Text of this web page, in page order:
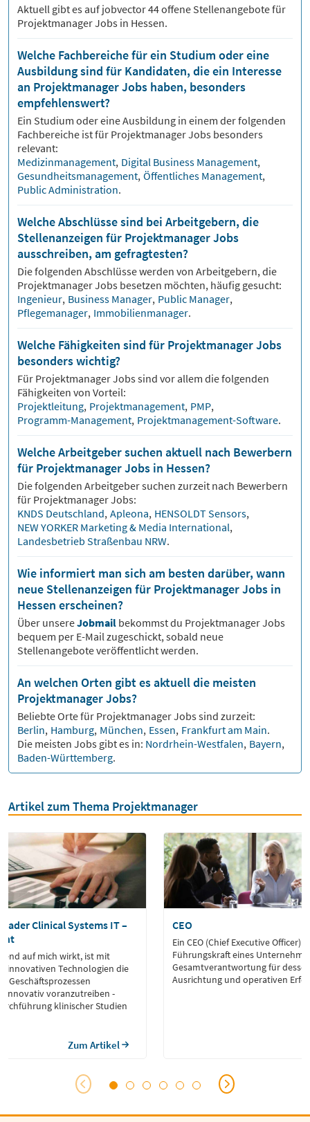
Aktuell gibt es auf jobvector44offene Stellenangebote für
Projektmanager Jobs in Hessen.
Welche Fachbereiche für ein Studium oder eine
Ausbildung sind für Kandidaten, die ein Interesse
an Projektmanager Jobs haben, besonders
empfehlenswert?
Ein Studium oder eine Ausbildung in einem der folgenden
Fachbereiche ist für ProjektmanagerJobs besonders
relevant:
Medizinmanagement, Digital Business Management,
Gesundheitsmanagement, Öffentliches Management,
Public Administration.
Welche Abschlüsse sind bei Arbeitgebern, die
Stellenanzeigen für Projektmanager Jobs
ausschreiben, am gefragtesten?
Die folgenden Abschlüsse werden von Arbeitgebern, die
ProjektmanagerJobs besetzen möchten, häufig gesucht:
Ingenieur, Business Manager, Public Manager,
Pflegemanager, Immobilienmanager.
Welche Fähigkeiten sind für Projektmanager Jobs
besonders wichtig?
Für ProjektmanagerJobs sind vor allem die folgenden
Fähigkeiten von Vorteil:
Projektleitung, Projektmanagement, PMP,
Programm-Management, Projektmanagement-Software.
Welche Arbeitgeber suchen aktuell nach Bewerbern
für Projektmanager Jobs in Hessen?
Die folgenden Arbeitgeber suchen zurzeit nach Bewerbern
für ProjektmanagerJobs:
KNDS Deutschland, Apleona, HENSOLDT Sensors,
NEW YORKER Marketing & Media International,
Landesbetrieb Straßenbau NRW.
Wie informiert man sich am besten darüber, wann
neue Stellenanzeigen für Projektmanager Jobs in
Hessen erscheinen?
Über unsereJobmail bekommst du ProjektmanagerJobs
bequem per E-Mail zugeschickt, sobald neue
Stellenangebote veröffentlicht werden.
An welchen Orten gibt es aktuell die meisten
Projektmanager Jobs?
Beliebte Orte für ProjektmanagerJobs sind zurzeit:
Berlin, Hamburg, München, Essen, Frankfurt am Main.
Die meisten Jobs gibt es in: Nordrhein-Westfalen, Bayern,
Baden-Württemberg.
Artikel zum Thema Projektmanager
Clinical Systems IT –
auf mich wirkt, ist mit
innovativen Technologien die
Geschäftsprozessen
innovativ voranzutreiben -
klinischer Studien
Zum Artikel
CEO
Ein CEO (Chief Executive Officer)
Führungskraft eines
Gesamtverantwortung für
Ausrichtung und operativen